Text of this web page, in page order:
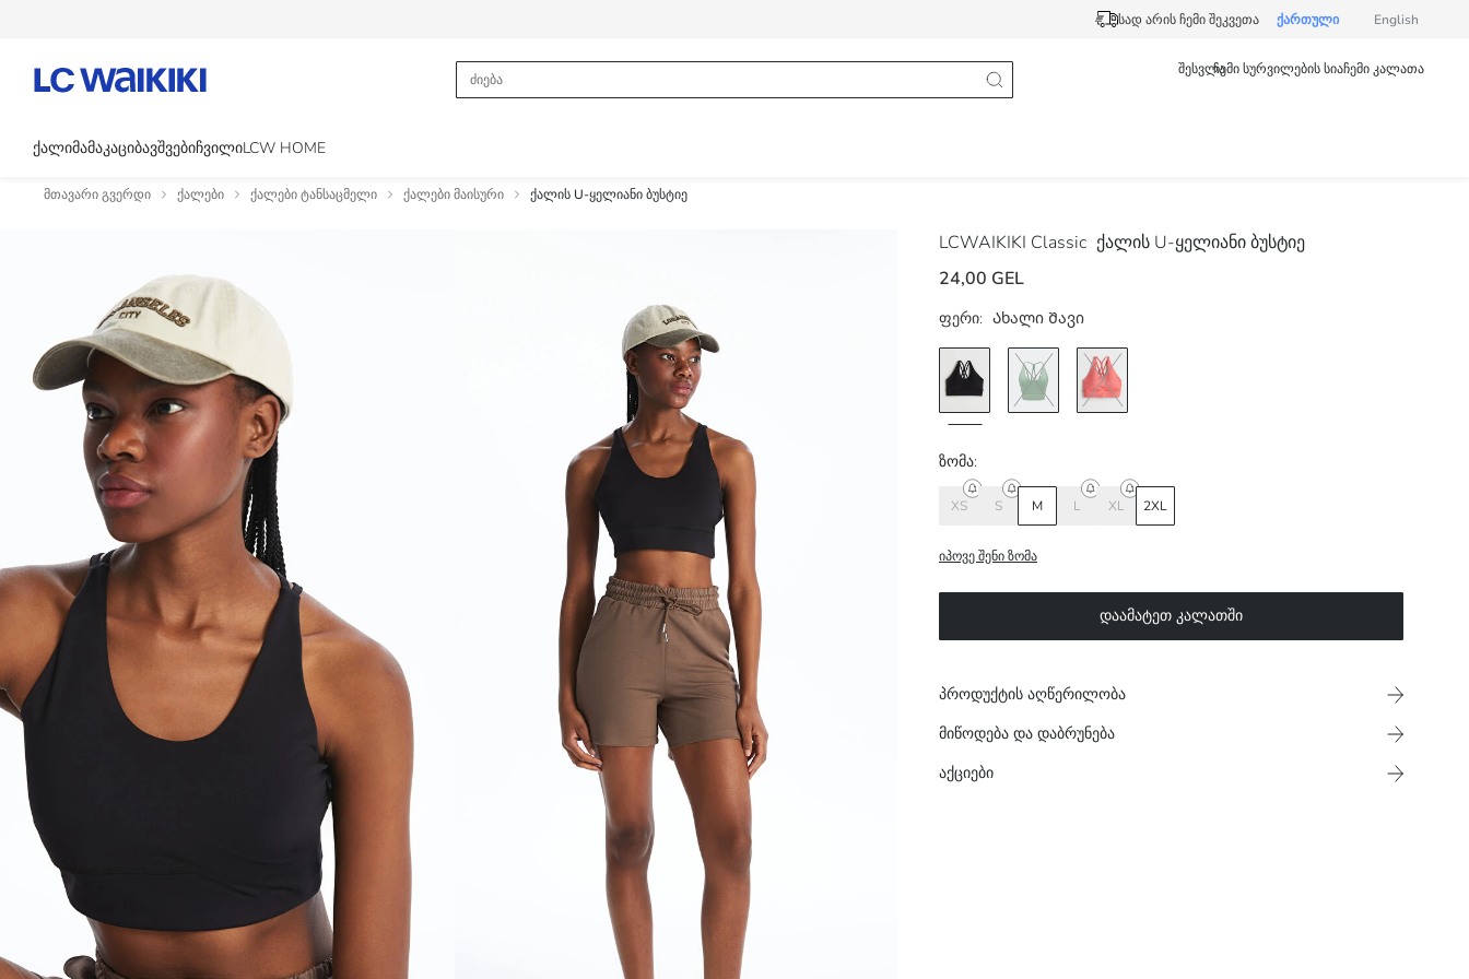
სად არის ჩემი შეკვეთა ქართული English
შესვლაჩემი სურვილების სიაჩემი კალათა
ᲥᲐᲚᲘᲛᲐᲛᲐᲙᲐᲪᲘᲑᲐᲕᲨᲕᲔᲑᲘᲩᲕᲘᲚᲘLCW HOME
მთავარი გვერდი ქალები ქალები ტანსაცმელი ქალები მაისური ქალის U-ყელიანი ბუსტიე
LCWAIKIKI Classic ქალის U-ყელიანი ბუსტიე
24,00 GEL
ფერი: Ახალი Შავი
ზომა:
XS S M L XL 2XL
იპოვე შენი ზომა
დაამატეთ კალათში
პროდუქტის აღწერილობა
მიწოდება და დაბრუნება
აქციები